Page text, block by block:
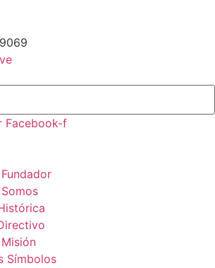
Facebook-f
Símbolos